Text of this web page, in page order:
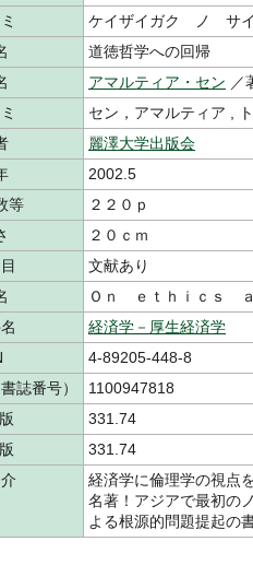
ケイザイガク ノ サ
道徳哲学への回帰
アマルティア・セン ／
セン，アマルティア ,
麗澤大学出版会
2002.5
等
２２０ｐ
２０ｃｍ
文献あり
Ｏｎ ｅｔｈｉｃｓ
経済学－厚生経済学
4-89205-448-8
誌番号）
1100947818
331.74
331.74
経済学に倫理学の視点
名著！アジアで最初の
よる根源的問題提起の書